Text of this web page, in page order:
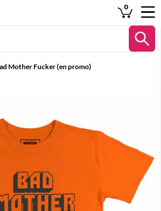
0
Mother Fucker (en promo)